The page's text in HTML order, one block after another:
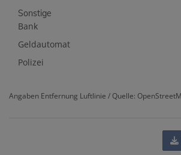
Sonstige
Bank
Geldautomat
Polizei
Angaben Entfernung Luftlinie / Quelle: